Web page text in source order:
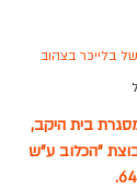
בלייכר בצהוב
בית היקב,
"הכלוב ע"ש